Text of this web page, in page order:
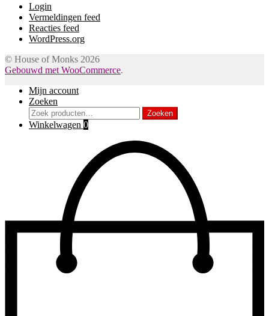
Login
Vermeldingen feed
Reacties feed
WordPress.org
© House of Monks 2026
Gebouwd met WooCommerce.
Mijn account
Zoeken
Zoeken
naar:
Zoeken
Winkelwagen 0